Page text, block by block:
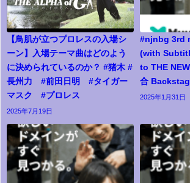
【鳥肌が立つプロレスの入場シ
ーン】入場テーマ曲はどのよう
に決められているのか？ #猪木 #
長州力 #前田日明 #タイガー
マスク #プロレス
2025年7月19日
#njnbg 3rd
(with
to THE
合
2025年1月31日